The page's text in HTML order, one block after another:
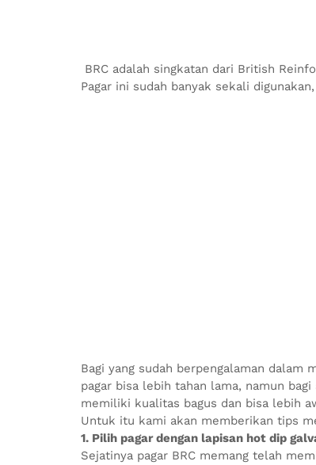
BRC adalah singkatan dari British
Pagar ini sudah banyak sekali
Bagi yang sudah berpengalaman dalam
pagar bisa lebih tahan lama, namun
memiliki kualitas bagus dan bisa lebih
Untuk itu kami akan memberikan tips
1. Pilih pagar dengan lapisan hot dip
Sejatinya pagar BRC memang telah